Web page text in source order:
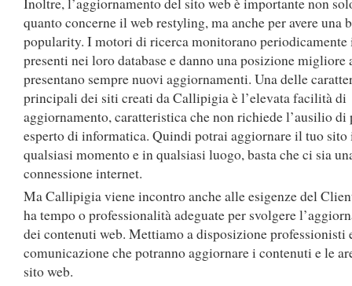
quanto concerne il web restyling, ma anche per avere una
popularity. I motori di ricerca monitorano
presenti nei loro database e danno una posizione migliore
presentano sempre nuovi aggiornamenti. Una delle
principali dei siti creati da Callipigia è l’elevata facilità di
aggiornamento, caratteristica che non richiede l’ausilio di
esperto di informatica. Quindi potrai aggiornare il tuo sito
qualsiasi momento e in qualsiasi luogo, basta che ci sia
connessione internet.
Ma Callipigia viene incontro anche alle esigenze del
ha tempo o professionalità adeguate per svolgere
dei contenuti web. Mettiamo a disposizione professionisti
comunicazione che potranno aggiornare i contenuti e le
sito web.